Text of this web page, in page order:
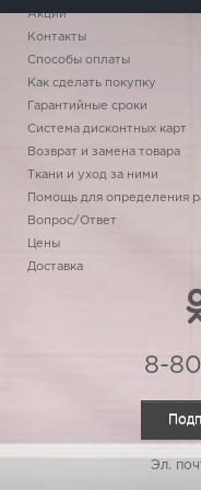
Акции
Контакты
Способы оплаты
Как сделать покупку
Гарантийные сроки
Система дисконтных карт
Возврат и замена товара
Ткани и уход за ними
Помощь для определения
Вопрос/Ответ
Цены
Доставка
8-
Эл.